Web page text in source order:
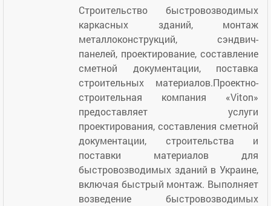
Строительство быстровозводимых
каркасных зданий, монтаж
металлоконструкций, сэндвич-
панелей, проектирование, составление
сметной документации, поставка
строительных материалов.Проектно-
строительная компания «Viton»
предоставляет услуги
проектирования, составления сметной
документации, строительства и
поставки материалов для
быстровозводимых зданий в Украине,
включая быстрый монтаж. Выполняет
возведение быстровозводимых